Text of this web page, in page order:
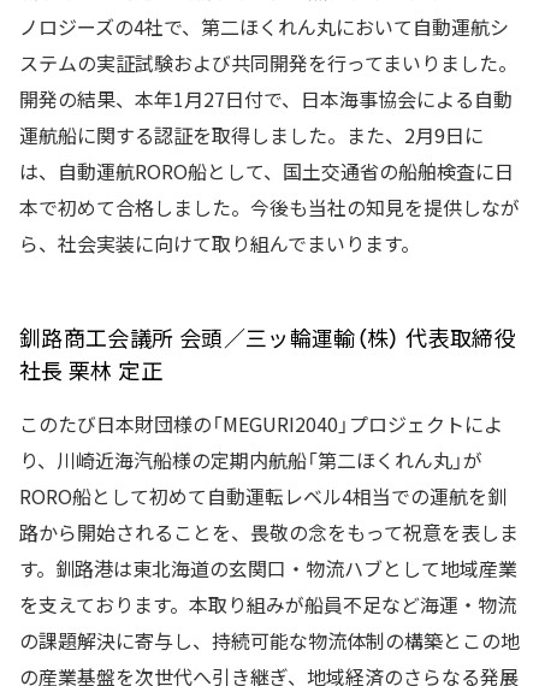
ノロジーズの4社で、第二ほくれん丸において自動運航シ
ステムの実証試験および共同開発を行ってまいりました。
開発の結果、本年1月27日付で、日本海事協会による自動
運航船に関する認証を取得しました。また、2月9日に
は、自動運航RORO船として、国土交通省の船舶検査に日
本で初めて合格しました。今後も当社の知見を提供しなが
ら、社会実装に向けて取り組んでまいります。
釧路商工会議所 会頭／三ッ輪運輸（株） 代表取締役
社長 栗林 定正
このたび日本財団様の「MEGURI2040」プロジェクトによ
り、川崎近海汽船様の定期内航船「第二ほくれん丸」が
RORO船として初めて自動運転レベル4相当での運航を釧
路から開始されることを、畏敬の念をもって祝意を表しま
す。釧路港は東北海道の玄関口・物流ハブとして地域産業
を支えております。本取り組みが船員不足など海運・物流
の課題解決に寄与し、持続可能な物流体制の構築とこの地
の産業基盤を次世代へ引き継ぎ、地域経済のさらなる発展